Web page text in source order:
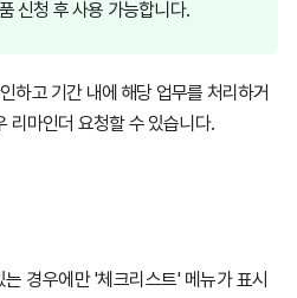
신청 후 사용 가능합니다.
하고 기간 내에 해당 업무를 처리하거
리마인더 요청할 수 있습니다.
경우에만 '체크리스트' 메뉴가 표시